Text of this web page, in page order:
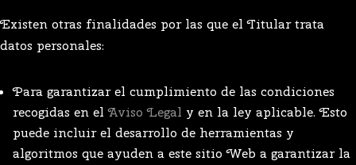
Existen otras finalidades por las que el Titular trata
datos personales:
Para garantizar el cumplimiento de las condiciones
recogidas en elAviso Legal y en la ley aplicable. Esto
puede incluir el desarrollo de herramientas y
algoritmos que ayuden a este sitio Web a garantizar la